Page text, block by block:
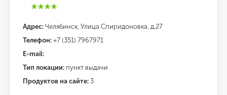
Адрес: Челябинск, Улица Спиридоновка, д.27
Телефон: +7 (351) 7967971
E-mail:
Тип локации: пункт выдачи
Продуктов на сайте: 3